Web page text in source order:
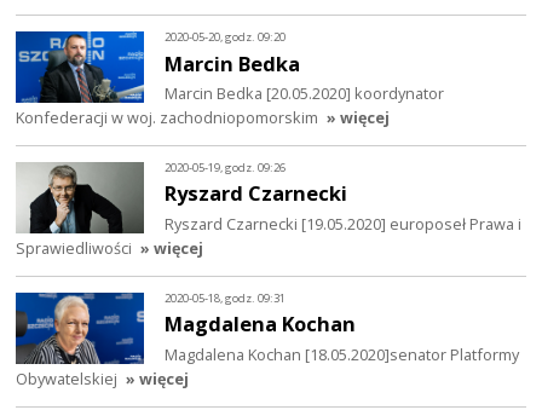
2020-05-20, godz. 09:20
Marcin Bedka
Marcin Bedka [20.05.2020] koordynator
Konfederacji w woj. zachodniopomorskim » więcej
2020-05-19, godz. 09:26
Ryszard Czarnecki
Ryszard Czarnecki [19.05.2020] europoseł Prawa i
Sprawiedliwości » więcej
2020-05-18, godz. 09:31
Magdalena Kochan
Magdalena Kochan [18.05.2020]senator Platformy
Obywatelskiej » więcej